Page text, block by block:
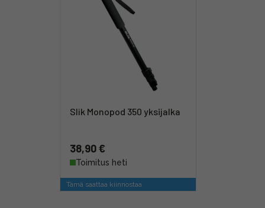
Slik Monopod 350 yksijalka
38,90 €
Toimitus heti
Tämä saattaa kiinnostaa